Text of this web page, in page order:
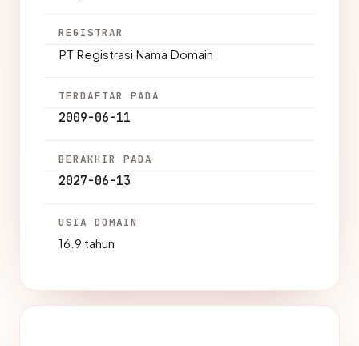
REGISTRAR
PT Registrasi Nama Domain
TERDAFTAR PADA
2009-06-11
BERAKHIR PADA
2027-06-13
USIA DOMAIN
16.9 tahun